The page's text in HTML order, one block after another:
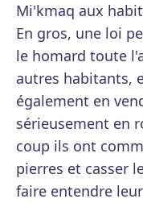
Mi'kmaq aux
En gros, une loi
le homard toute
autres habitants,
également en
sérieusement en
coup ils ont
pierres et casser
faire entendre